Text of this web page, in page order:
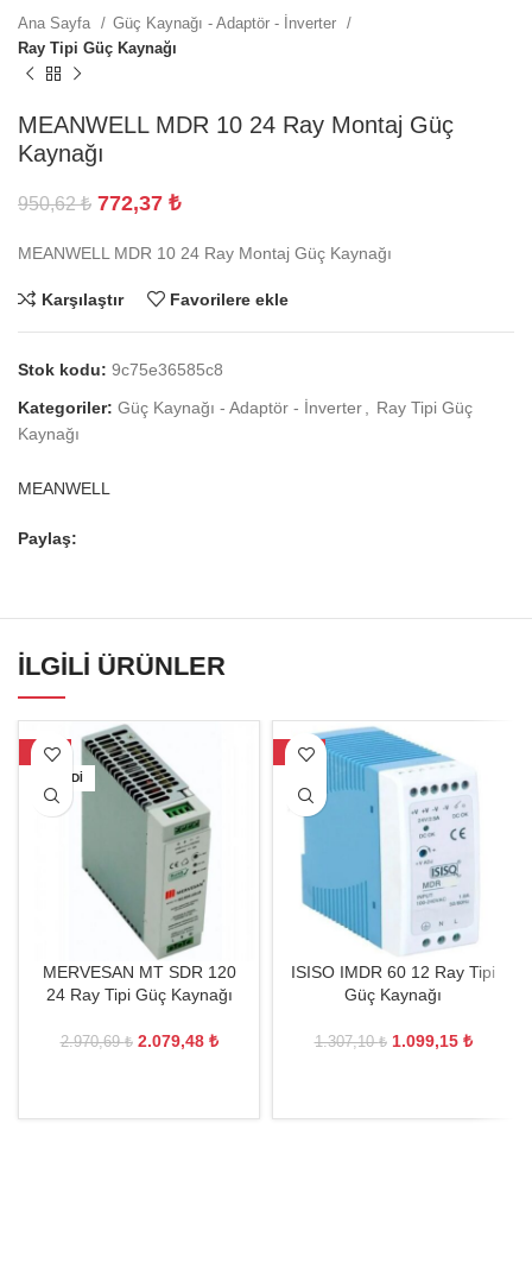
Ana Sayfa
Güç Kaynağı - Adaptör - İnverter
Ray Tipi Güç Kaynağı
MEANWELL MDR 10 24 Ray Montaj Güç
Kaynağı
950,62₺ 772,37 ₺
MEANWELL MDR 10 24 Ray Montaj Güç Kaynağı
Karşılaştır Favorilere ekle
Stok kodu: 9c75e36585c8
Kategoriler: Güç Kaynağı - Adaptör - İnverter
Ray Tipi Güç
Kaynağı
MEANWELL
Paylaş:
İLGILI ÜRÜNLER
-30%
TÜKENDI
MERVESAN MT SDR 120
24 Ray Tipi Güç Kaynağı
2.970,69₺ 2.079,48 ₺
-16%
ISISO IMDR 60 12 Ray Tipi
Güç Kaynağı
1.307,10₺ 1.099,15 ₺